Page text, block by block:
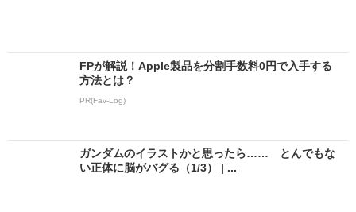
FPが解説！Apple製品を分割手数料0円で入手する
方法とは？
PR(Fav-Log)
ガンダムのイラストかと思ったら…… とんでもな
い正体に脳がバグる（1/3） | ...